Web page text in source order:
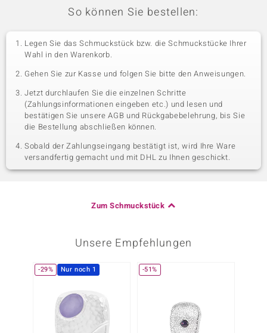
So können Sie bestellen:
Legen Sie das Schmuckstück bzw. die Schmuckstücke Ihrer
Wahl in den Warenkorb.
Gehen Sie zur Kasse und folgen Sie bitte den Anweisungen.
Jetzt durchlaufen Sie die einzelnen Schritte
(Zahlungsinformationen eingeben etc.) und lesen und
bestätigen Sie unsere AGB und Rückgabebelehrung, bis Sie
die Bestellung abschließen können.
Sobald der Zahlungseingang bestätigt ist, wird Ihre Ware
versandfertig gemacht und mit DHL zu Ihnen geschickt.
Zum Schmuckstück
Unsere Empfehlungen
-29% Nur noch 1 -51%